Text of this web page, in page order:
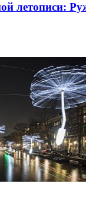
летописи: